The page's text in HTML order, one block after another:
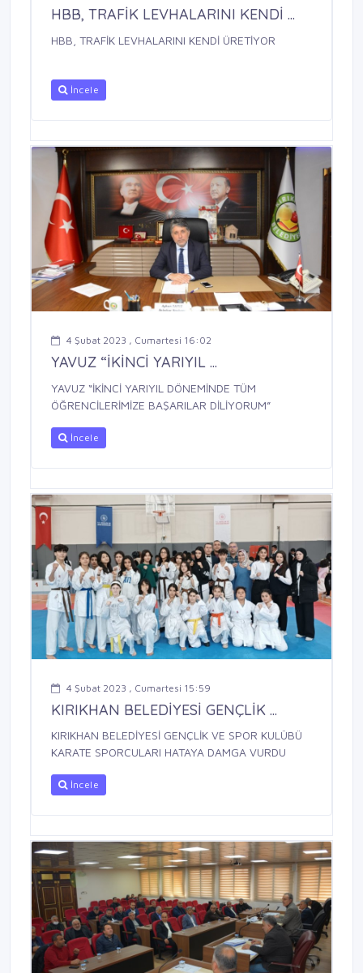
HBB, TRAFİK LEVHALARINI KENDİ ...
HBB, TRAFİK LEVHALARINI KENDİ ÜRETİYOR
İncele
4 Şubat 2023 , Cumartesi 16:02
YAVUZ “İKİNCİ YARIYIL ...
YAVUZ “İKİNCİ YARIYIL DÖNEMİNDE TÜM
ÖĞRENCİLERİMİZE BAŞARILAR DİLİYORUM”
İncele
4 Şubat 2023 , Cumartesi 15:59
KIRIKHAN BELEDİYESİ GENÇLİK ...
KIRIKHAN BELEDİYESİ GENÇLİK VE SPOR KULÜBÜ
KARATE SPORCULARI HATAYA DAMGA VURDU
İncele